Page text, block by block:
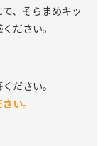
、そらまめキッ
ださい。
ださい。
い。